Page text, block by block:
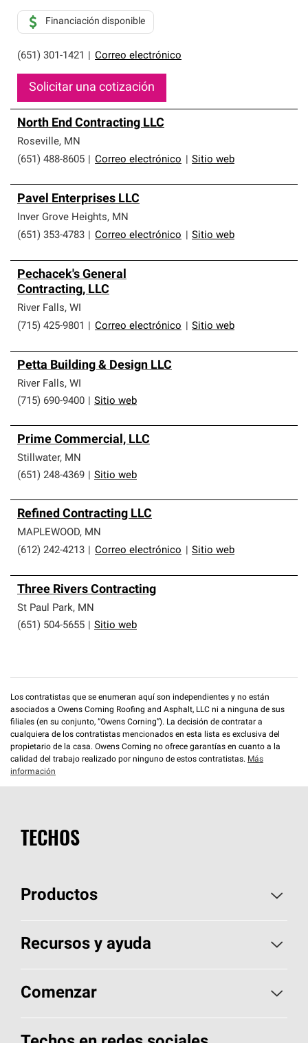
(651) 301-1421 Correo electrónico
Financiación disponible
Solicitar una cotización
North End Contracting LLC
Roseville, MN
(651) 488-8605
Correo electrónico Sitio web
Pavel Enterprises LLC
Inver Grove Heights, MN
(651) 353-4783
Correo electrónico Sitio web
Pechacek's General
Contracting, LLC
River Falls, WI
(715) 425-9801
Correo electrónico Sitio web
Petta Building & Design LLC
River Falls, WI
(715) 690-9400
Sitio web
Prime Commercial, LLC
Stillwater, MN
(651) 248-4369
Sitio web
Refined Contracting LLC
MAPLEWOOD, MN
(612) 242-4213
Correo electrónico Sitio web
Three Rivers Contracting
St Paul Park, MN
(651) 504-5655
Sitio web
Los contratistas que se enumeran aquí son independientes y no están
asociados a Owens Corning Roofing and Asphalt, LLC ni a ninguna de sus
filiales (en su conjunto, “Owens Corning”). La decisión de contratar a
cualquiera de los contratistas mencionados en esta lista es exclusiva del
propietario de la casa. Owens Corning no ofrece garantías en cuanto a la
calidad del trabajo realizado por ninguno de estos contratistas. Más
información
TECHOS
Productos
Elija sus tejas
Encuentre un contratista
Recursos y ayuda
Aspectos básicos sobre techos
Herramientas de diseño y color
Comenzar
Llame al 1-800-GET-PINK®